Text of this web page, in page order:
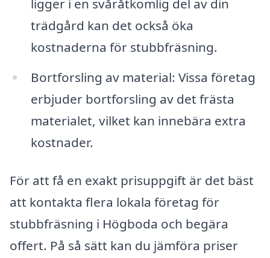
ligger i en svåråtkomlig del av din
trädgård kan det också öka
kostnaderna för stubbfräsning.
Bortforsling av material: Vissa företag
erbjuder bortforsling av det frästa
materialet, vilket kan innebära extra
kostnader.
För att få en exakt prisuppgift är det bäst
att kontakta flera lokala företag för
stubbfräsning i Högboda och begära
offert. På så sätt kan du jämföra priser